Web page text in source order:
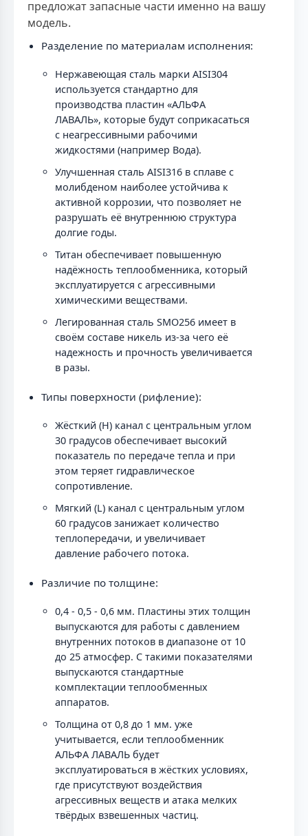
предложат запасные части именно на вашу
модель.
Разделение по материалам исполнения:
Нержавеющая сталь марки AISI304
используется стандартно для
производства пластин «АЛЬФА
ЛАВАЛЬ», которые будут соприкасаться
с неагрессивными рабочими
жидкостями (например Вода).
Улучшенная сталь AISI316 в сплаве с
молибденом наиболее устойчива к
активной коррозии, что позволяет не
разрушать её внутреннюю структура
долгие годы.
Титан обеспечивает повышенную
надёжность теплообменника, который
эксплуатируется с агрессивными
химическими веществами.
Легированная сталь SMO256 имеет в
своём составе никель из-за чего её
надежность и прочность увеличивается
в разы.
Типы поверхности (рифление):
Жёсткий (H) канал с центральным углом
30 градусов обеспечивает высокий
показатель по передаче тепла и при
этом теряет гидравлическое
сопротивление.
Мягкий (L) канал с центральным углом
60 градусов занижает количество
теплопередачи, и увеличивает
давление рабочего потока.
Различие по толщине:
0,4 - 0,5 - 0,6 мм. Пластины этих толщин
выпускаются для работы с давлением
внутренних потоков в диапазоне от 10
до 25 атмосфер. С такими показателями
выпускаются стандартные
комплектации теплообменных
аппаратов.
Толщина от 0,8 до 1 мм. уже
учитывается, если теплообменник
АЛЬФА ЛАВАЛЬ будет
эксплуатироваться в жёстких условиях,
где присутствуют воздействия
агрессивных веществ и атака мелких
твёрдых взвешенных частиц.